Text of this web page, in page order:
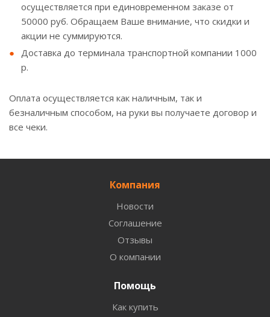
осуществляется при единовременном заказе от
50000 руб. Обращаем Ваше внимание, что скидки и
акции не суммируются.
Доставка до терминала транспортной компании 1000
р.
Оплата осуществляется как наличным, так и
безналичным способом, на руки вы получаете договор и
все чеки.
Компания
Новости
Соглашение
Отзывы
О компании
Помощь
Как купить